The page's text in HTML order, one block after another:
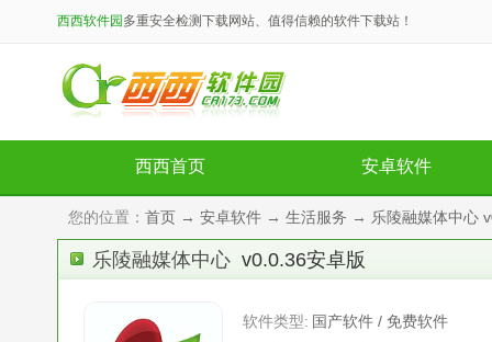
西西软件园 多重安全检测下载网站、值得信赖的软件下载站！
西西首页 安卓软件
您的位置： 首页 → 安卓软件 → 生活服务 → 乐陵融媒体中心
乐陵融媒体中心 v0.0.36安卓版
软件类型: 国产软件 / 免费软件